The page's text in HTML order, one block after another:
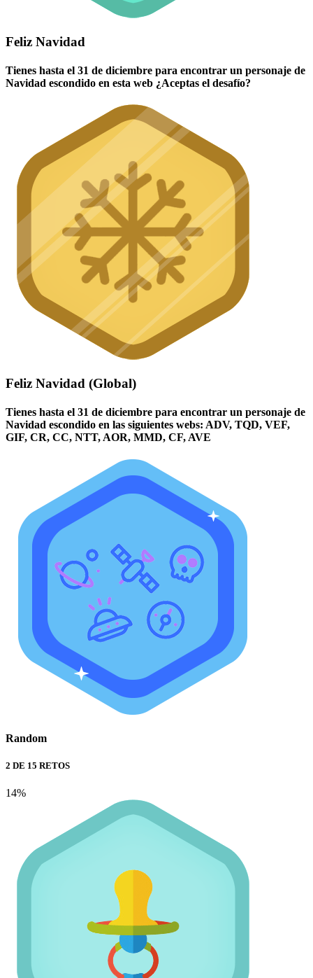
Feliz Navidad
Tienes hasta el 31 de diciembre para encontrar un personaje de
Navidad escondido en esta web ¿Aceptas el desafío?
Feliz Navidad (Global)
Tienes hasta el 31 de diciembre para encontrar un personaje de
Navidad escondido en las siguientes webs: ADV, TQD, VEF,
GIF, CR, CC, NTT, AOR, MMD, CF, AVE
Random
2 DE 15 RETOS
14%